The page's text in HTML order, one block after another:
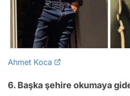
Ahmet Koca
6. Başka şehire okumaya